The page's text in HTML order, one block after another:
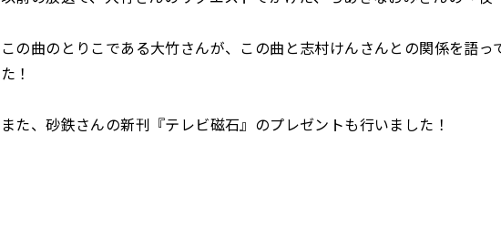
この曲のとりこである大竹さんが、この曲と志村けんさんとの関係を語っ
た！
また、砂鉄さんの新刊『テレビ磁石』のプレゼントも行いました！